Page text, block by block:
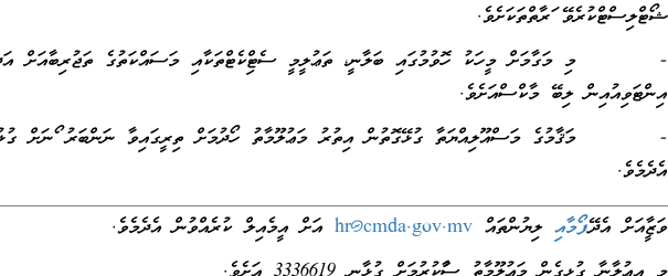
ޝޯޓްލިސްޓްކުރެވޭ ފަރާތްތަކަށެވެ.
- މި މަގާމަށް މީހަކު ހޮވުމުގައި ބަލާނީ، ތަޢުލީމީ ސެޓްފިކެޓްތަކާއި މަސައްކަތުގެ ތަޖުރިބާއަށް
އިންޓަވިއުއިން ލިބޭ މާކްސްއަށެވެ.
- މަޤާމުގެ މަސްއޫލިއްޔަތާ ގުޅޭގޮތުން އިތުރު މަޢުލޫމާތު ހޯދުމަށް ތިރީގައިވާ ނަންބަރު ފޯނަށް
އެދެމެވެ.
ވަޒީފާއަށް އެދޭމއ ލިޔުންތައް hr@cmda.gov.mv އަށް އީމެއިލް ކުރެއްވުން އެދެމެވެ.